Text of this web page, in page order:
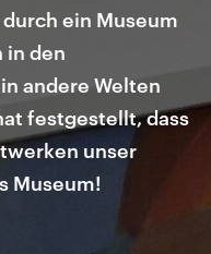
ein Museum
in den
andere Welten
festgestellt, dass
unser
Museum!